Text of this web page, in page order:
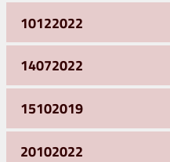
10122022
14072022
15102019
20102022